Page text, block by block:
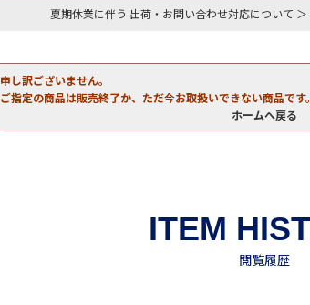
夏期休業に伴う 出荷・お問い合わせ対応について ＞
申し訳ございません。
ご指定の商品は販売終了か、ただ今お取扱いできない商品です。
ホームへ戻る